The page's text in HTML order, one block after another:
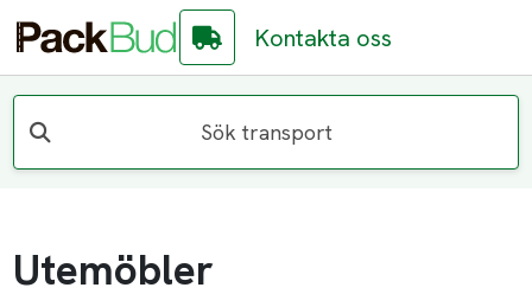
Kontakta oss
Sök transport
Utemöbler